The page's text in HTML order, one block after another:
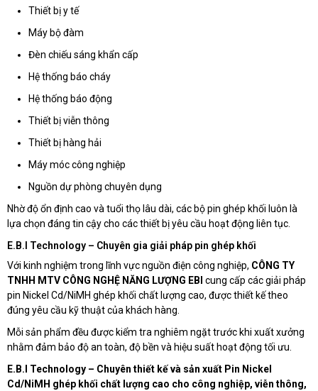
Thiết bị y tế
Máy bộ đàm
Đèn chiếu sáng khẩn cấp
Hệ thống báo cháy
Hệ thống báo động
Thiết bị viễn thông
Thiết bị hàng hải
Máy móc công nghiệp
Nguồn dự phòng chuyên dụng
Nhờ độ ổn định cao và tuổi thọ lâu dài, các bộ pin ghép khối luôn là
lựa chọn đáng tin cậy cho các thiết bị yêu cầu hoạt động liên tục.
E.B.I Technology – Chuyên gia giải pháp pin ghép khối
Với kinh nghiệm trong lĩnh vực nguồn điện công nghiệp, CÔNG TY
TNHH MTV CÔNG NGHỆ NĂNG LƯỢNG EBI cung cấp các giải pháp
pin Nickel Cd/NiMH ghép khối chất lượng cao, được thiết kế theo
đúng yêu cầu kỹ thuật của khách hàng.
Mỗi sản phẩm đều được kiểm tra nghiêm ngặt trước khi xuất xưởng
nhằm đảm bảo độ an toàn, độ bền và hiệu suất hoạt động tối ưu.
E.B.I Technology – Chuyên thiết kế và sản xuất Pin Nickel
Cd/NiMH ghép khối chất lượng cao cho công nghiệp, viễn thông,